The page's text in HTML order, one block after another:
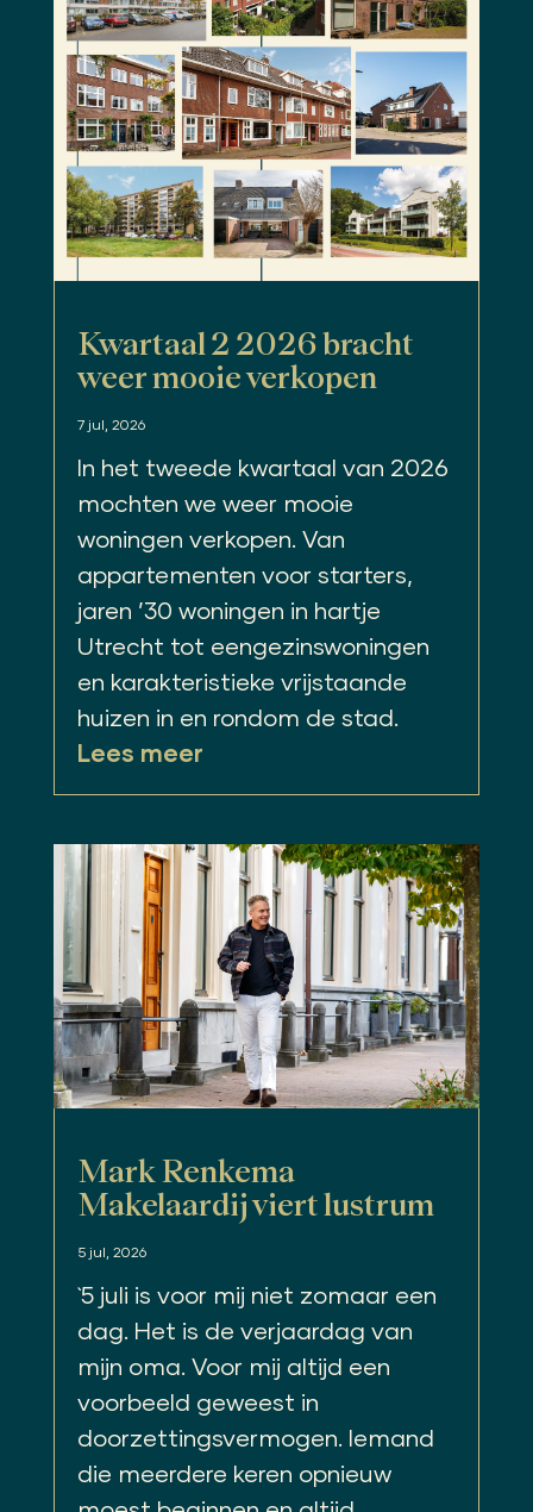
Kwartaal 2 2026 bracht
weer mooie verkopen
7 jul, 2026
In het tweede kwartaal van 2026
mochten we weer mooie
woningen verkopen. Van
appartementen voor starters,
jaren ’30 woningen in hartje
Utrecht tot eengezinswoningen
en karakteristieke vrijstaande
huizen in en rondom de stad.
Lees meer
Mark Renkema
Makelaardij viert lustrum
5 jul, 2026
`5 juli is voor mij niet zomaar een
dag. Het is de verjaardag van
mijn oma. Voor mij altijd een
voorbeeld geweest in
doorzettingsvermogen. Iemand
die meerdere keren opnieuw